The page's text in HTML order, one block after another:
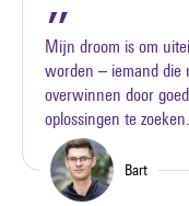
Mijn droom is om
worden – iemand die
overwinnen door
oplossingen te zoeken.
Bart